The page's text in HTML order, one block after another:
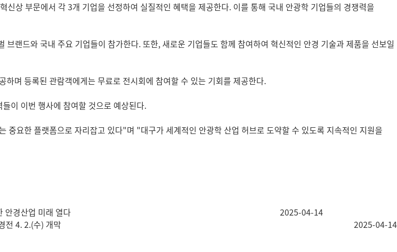
상 부문에서 각 3개 기업을 선정하여 실질적인 혜택을 제공한다. 이를 통해 국내 안광학 기업들의 경쟁력을
랜드와 국내 주요 기업들이 참가한다. 또한, 새로운 기업들도 함께 참여하여 혁신적인 안경 기술과 제품을 선보일
며 등록된 관람객에게는 무료로 전시회에 참여할 수 있는 기회를 제공한다.
이 이번 행사에 참여할 것으로 예상된다.
요한 플랫폼으로 자리잡고 있다"며 "대구가 세계적인 안광학 산업 허브로 도약할 수 있도록 지속적인 지원을
안경산업 미래 열다
2025-04-14
전 4. 2.(수) 개막 2025-04-14